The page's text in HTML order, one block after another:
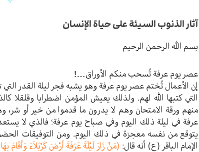
آثار الذنوب السيئة على حياة الإنسان
بسم الله الرحمن الرحيم
عصر يوم عرفة تُسحب منكم الأوراق…!
إن الأعمال تُختم عصر يوم عرفة وهو يشبه فجر ليلة القدر التي
التي كتبها الله لهم. ولذلك يعيش المؤمن اضطرابا وقلقلا
منهم ورقة الامتحان وهم لا يدرون ما قدموا من خير أو شر،
عرفة في ليلة ذلك اليوم وفي صباح يوم عرفة؛ فالذي لا
يتوقع من نفسه معجزة في ذلك اليوم. ومن التوفيقات
الإمام الباقر (ع) أنه قال: (مَنْ زَارَ لَيْلَةَ عَرَفَةَ أَرْضَ كَرْبَلاَءَ وَأَقَامَ